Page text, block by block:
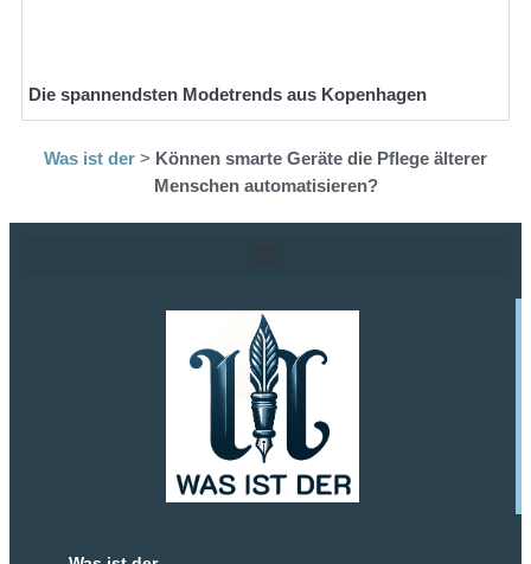
Die spannendsten Modetrends aus Kopenhagen
Was ist der > Können smarte Geräte die Pflege älterer
Menschen automatisieren?